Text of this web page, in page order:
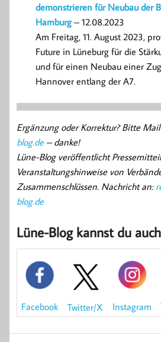
demonstrieren für Neubau der
Hamburg – 12.08.2023
Am Freitag, 11. August 2023,
Future in Lüneburg für die
und für einen Neubau einer
Hannover entlang der A7.
Ergänzung oder Korrektur? Bitte
blog.de– danke!
Lüne-Blog veröffentlicht
Veranstaltungshinweise von
Zusammenschlüssen. Nachricht an:
blog.de
Lüne-Blog kannst du
Facebook Twitter/X Instagram